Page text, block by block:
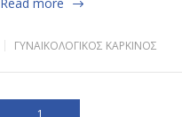
ΓΥΝΑΙΚΟΛΟΓΙΚΌΣ ΚΑΡΚΊΝΟΣ
1